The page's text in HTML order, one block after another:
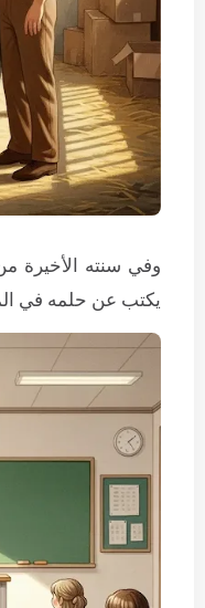
وفي سنته الأخيرة
يكتب عن حلمه في